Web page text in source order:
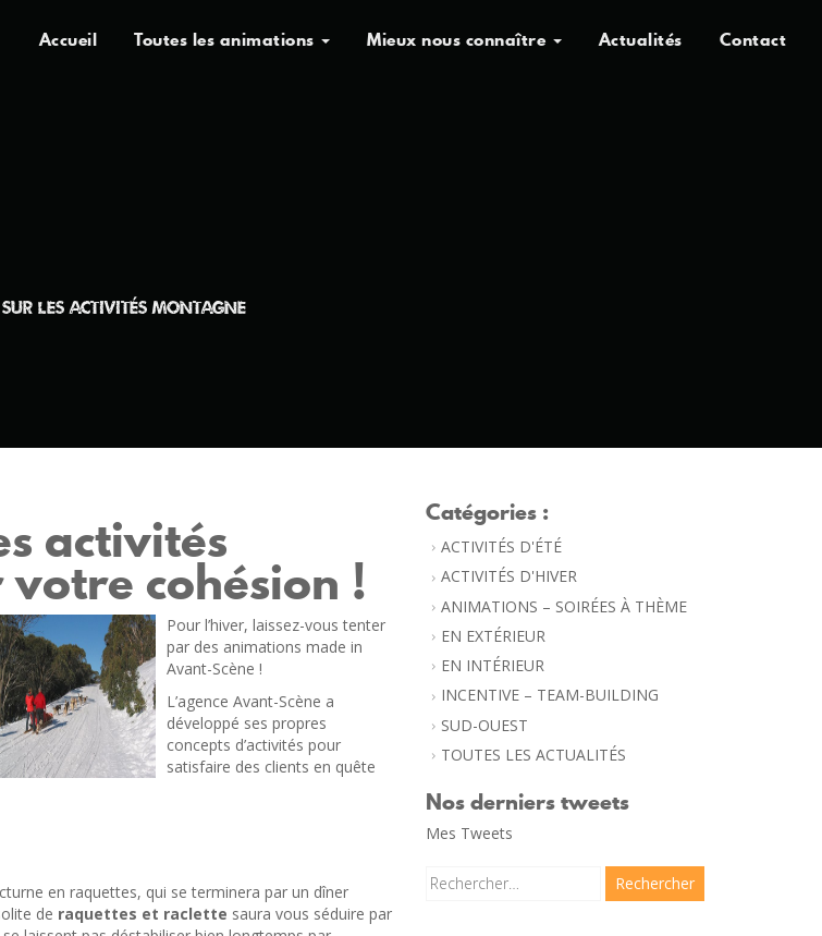
Accueil Toutes les animations Mieux nous connaître Actualités Contact
LES ACTIVITÉS MONTAGNE
activités
cohésion !
Pour l’hiver, laissez-vous tenter
par des animations made in
Avant-Scène !
L’agence Avant-Scène a
développé ses propres
concepts d’activités pour
satisfaire des clients en quête
en raquettes, qui se terminera par un dîner
de raquettes et raclette saura vous séduire par
Catégories :
ACTIVITÉS D'ÉTÉ
ACTIVITÉS D'HIVER
ANIMATIONS – SOIRÉES À THÈME
EN EXTÉRIEUR
EN INTÉRIEUR
INCENTIVE – TEAM-BUILDING
SUD-OUEST
TOUTES LES ACTUALITÉS
Nos derniers tweets
Mes Tweets
Rechercher :